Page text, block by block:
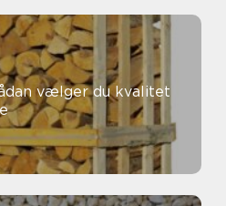
vælger du kvalitet